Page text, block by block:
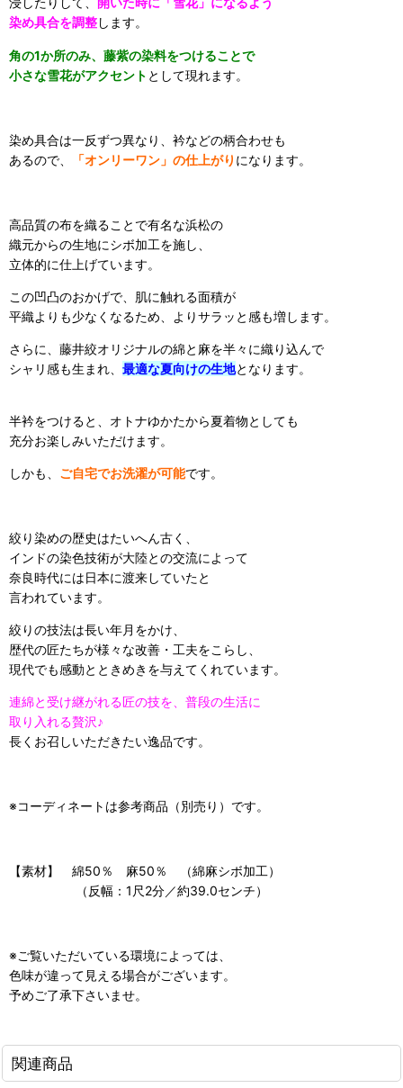
染め具合を調整します。
角の1か所のみ、藤紫の染料をつけることで
小さな雪花がアクセント として現れます。
染め具合は一反ずつ異なり、衿などの柄合わせも
あるので、
「オンリーワン」の仕上がり になります。
高品質の布を織ることで有名な浜松の
織元からの生地にシボ加工を施し、
立体的に仕上げています。
この凹凸のおかげで、肌に触れる面積が
平織よりも少なくなるため、よりサラッと感も増します。
さらに、藤井絞オリジナルの綿と麻を半々に織り込んで
シャリ感も生まれ、 最適な夏向けの生地となります。
半衿をつけると、オトナゆかたから夏着物としても
充分お楽しみいただけます。
しかも、 ご自宅でお洗濯が可能です。
絞り染めの歴史はたいへん古く、
インドの染色技術が大陸との交流によって
奈良時代には日本に渡来していたと
言われています。
絞りの技法は長い年月をかけ、
歴代の匠たちが様々な改善・工夫をこらし、
現代でも感動とときめきを与えてくれています。
連綿と受け継がれる匠の技を、普段の生活に
取り入れる贅沢♪
長くお召しいただきたい逸品です。
※コーディネートは参考商品（別売り）です。
【素材】 綿50％ 麻50％ （綿麻シボ加工）
（反幅：1尺2分／約39.0センチ）
※ご覧いただいている環境によっては、
色味が違って見える場合がございます。
予めご了承下さいませ。
関連商品